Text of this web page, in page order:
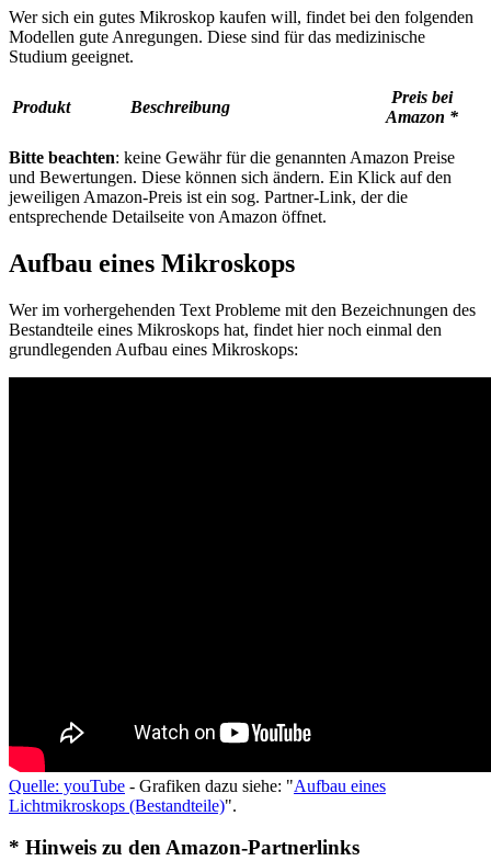
Wer sich ein gutes Mikroskop kaufen will, findet bei den folgenden
Modellen gute Anregungen. Diese sind für das medizinische
Studium geeignet.
Produkt Beschreibung
Preis bei
Amazon *
Bitte beachten: keine Gewähr für die genannten Amazon Preise
und Bewertungen. Diese können sich ändern. Ein Klick auf den
jeweiligen Amazon-Preis ist ein sog. Partner-Link, der die
entsprechende Detailseite von Amazon öffnet.
Aufbau eines Mikroskops
Wer im vorhergehenden Text Probleme mit den Bezeichnungen des
Bestandteile eines Mikroskops hat, findet hier noch einmal den
grundlegenden Aufbau eines Mikroskops:
Quelle: youTube - Grafiken dazu siehe: "Aufbau eines
Lichtmikroskops (Bestandteile)".
* Hinweis zu den Amazon-Partnerlinks